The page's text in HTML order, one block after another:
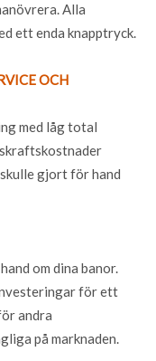
Alla
ett enda knapptryck.
OCH
med låg total
gjort för hand
om dina banor.
för ett
andra
på marknaden.